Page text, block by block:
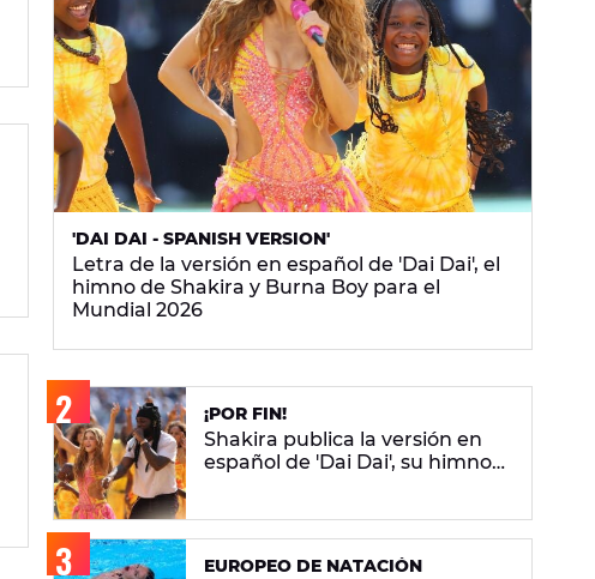
'DAI DAI - SPANISH VERSION'
Letra de la versión en español de 'Dai Dai', el
himno de Shakira y Burna Boy para el
Mundial 2026
¡POR FIN!
Shakira publica la versión en
español de 'Dai Dai', su himno
EUROPEO DE NATACIÓN